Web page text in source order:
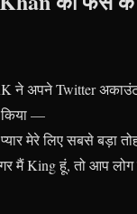
ने अपने Twitter
किया —
मेरे लिए सबसे बड़ा
मैं King हूं, तो आप